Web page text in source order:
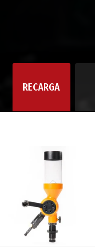
RECARGA